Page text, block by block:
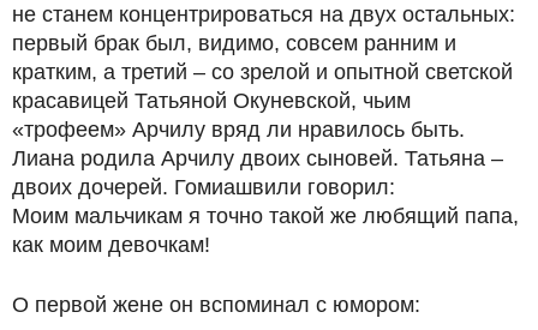
не станем концентрироваться на двух остальных:
первый брак был, видимо, совсем ранним и
кратким, а третий – со зрелой и опытной светской
красавицей Татьяной Окуневской, чьим
«трофеем» Арчилу вряд ли нравилось быть.
Лиана родила Арчилу двоих сыновей. Татьяна –
двоих дочерей. Гомиашвили говорил:
Моим мальчикам я точно такой же любящий папа,
как моим девочкам!
О первой жене он вспоминал с юмором: